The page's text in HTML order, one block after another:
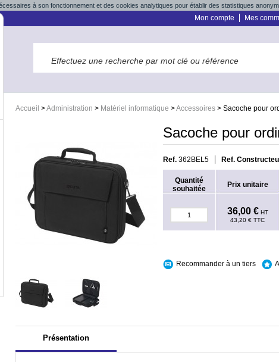
à son fonctionnement et des cookies analytiques pour établir des statistiques
Mon compte Mes
Accueil >Administration > Matériel informatique >Accessoires > Sacoche pour
Sacoche pour
Ref. 362BEL5 Ref.
Quantité
souhaitée
Prix unitaire
36,00 € HT
43,20 € TTC
Recommander à un tiers
Présentation